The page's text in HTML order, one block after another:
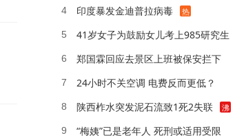
4 印度暴发金迪普拉病毒 热
5 41岁女子为鼓励女儿考上985研究生
6 郑国霖回应去景区上班被保安拦下
7 24小时不关空调 电费反而更低？
8 陕西柞水突发泥石流致1死2失联 沸
9 “梅姨”已是老年人 死刑或适用受限